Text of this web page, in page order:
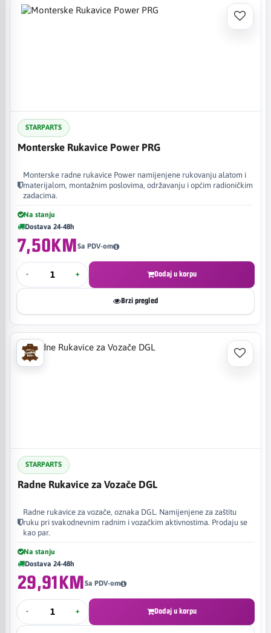
STARPARTS
Monterske Rukavice Power PRG
Monterske radne rukavice Power namijenjene rukovanju alatom i
materijalom, montažnim poslovima, održavanju i općim radioničkim
zadacima.
Na stanju
Dostava 24-48h
7,50KMSa PDV-om
- + Dodaj u korpu
Brzi pregled
STARPARTS
Radne Rukavice za Vozače DGL
Radne rukavice za vozače, oznaka DGL. Namijenjene za zaštitu
ruku pri svakodnevnim radnim i vozačkim aktivnostima. Prodaju se
kao par.
Na stanju
Dostava 24-48h
29,91KMSa PDV-om
- + Dodaj u korpu